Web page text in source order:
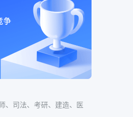
、司法、考研、建造、医